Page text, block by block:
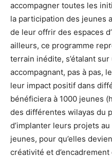
accompagner toutes les
la participation des jeunes
de leur offrir des espaces
ailleurs, ce programme
terrain inédite, s’étalant
accompagnant, pas à pas,
leur impact positif dans
bénéficiera à 1000 jeunes
des différentes wilayas du
d’implanter leurs projets
jeunes, pour qu’elles
créativité et d’encadrement